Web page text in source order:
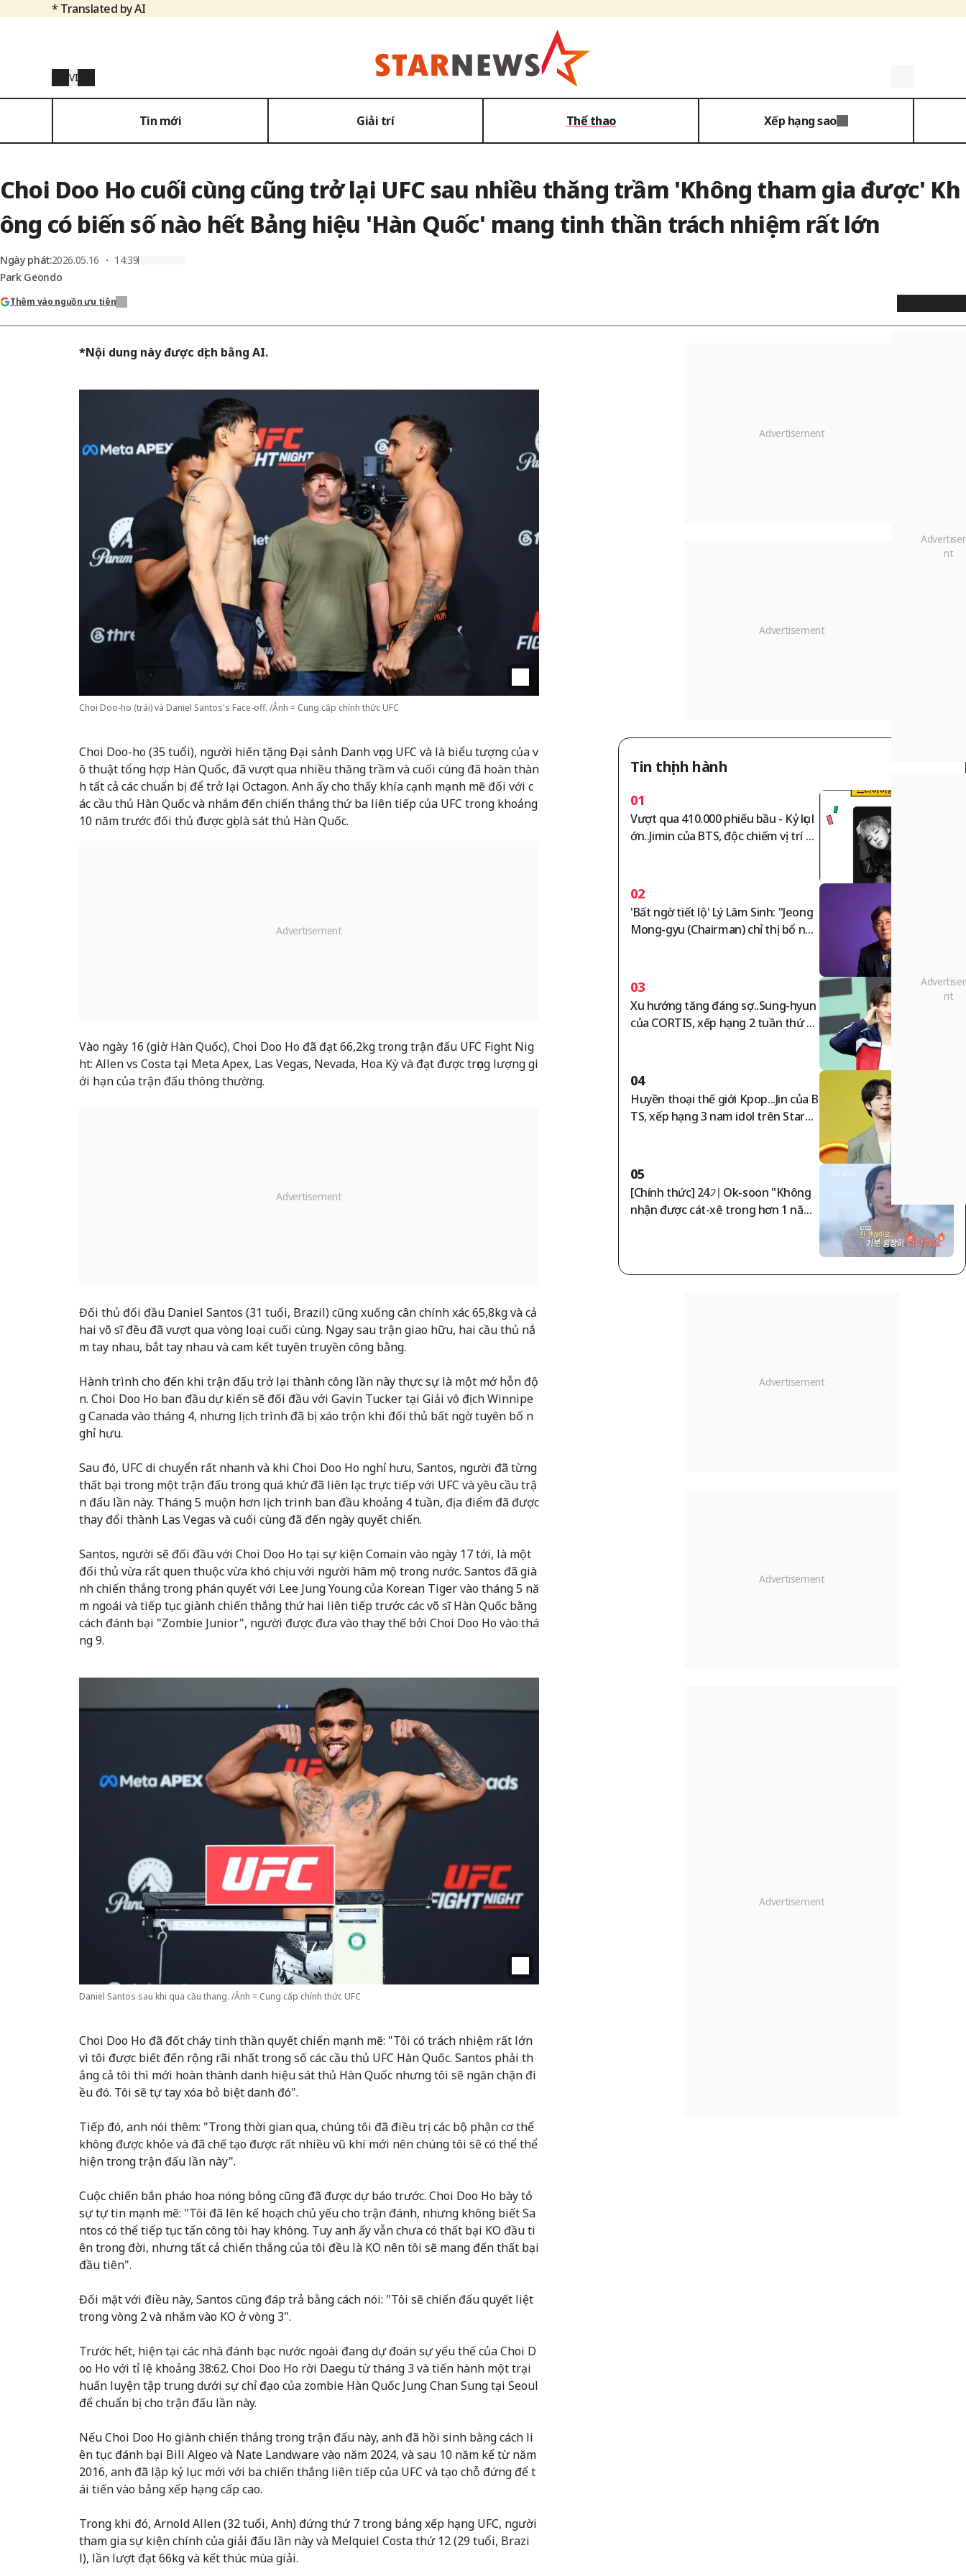
* Translated by AI
VI
Tin mới Giải trí Thể thao Xếp hạng sao
Choi Doo Ho cuối cùng cũng trở lại UFC sau nhiều thăng trầm 'Không tham gia được' Kh
ông có biến số nào hết Bảng hiệu 'Hàn Quốc' mang tinh thần trách nhiệm rất lớn
Ngày phát:2026.05.16 ・ 14:39
Park Geondo
Thêm vào nguồn ưu tiên
*Nội dung này được dịch bằng AI.
Choi Doo-ho (trái) và Daniel Santos's Face-off. /Ảnh = Cung cấp chính thức UFC
Choi Doo-ho (35 tuổi), người hiến tặng Đại sảnh Danh vọng UFC và là biểu tượng của v
õ thuật tổng hợp Hàn Quốc, đã vượt qua nhiều thăng trầm và cuối cùng đã hoàn thàn
h tất cả các chuẩn bị để trở lại Octagon. Anh ấy cho thấy khía cạnh mạnh mẽ đối với c
ác cầu thủ Hàn Quốc và nhắm đến chiến thắng thứ ba liên tiếp của UFC trong khoảng
10 năm trước đối thủ được gọi là sát thủ Hàn Quốc.
Vào ngày 16 (giờ Hàn Quốc), Choi Doo Ho đã đạt 66,2kg trong trận đấu UFC Fight Nig
ht: Allen vs Costa tại Meta Apex, Las Vegas, Nevada, Hoa Kỳ và đạt được trọng lượng gi
ới hạn của trận đấu thông thường.
Đối thủ đối đầu Daniel Santos (31 tuổi, Brazil) cũng xuống cân chính xác 65,8kg và cả
hai võ sĩ đều đã vượt qua vòng loại cuối cùng. Ngay sau trận giao hữu, hai cầu thủ nắ
m tay nhau, bắt tay nhau và cam kết tuyên truyền công bằng.
Hành trình cho đến khi trận đấu trở lại thành công lần này thực sự là một mớ hỗn độ
n. Choi Doo Ho ban đầu dự kiến sẽ đối đầu với Gavin Tucker tại Giải vô địch Winnipe
g Canada vào tháng 4, nhưng lịch trình đã bị xáo trộn khi đối thủ bất ngờ tuyên bố n
ghỉ hưu.
Sau đó, UFC di chuyển rất nhanh và khi Choi Doo Ho nghỉ hưu, Santos, người đã từng
thất bại trong một trận đấu trong quá khứ đã liên lạc trực tiếp với UFC và yêu cầu trậ
n đấu lần này. Tháng 5 muộn hơn lịch trình ban đầu khoảng 4 tuần, địa điểm đã được
thay đổi thành Las Vegas và cuối cùng đã đến ngày quyết chiến.
Santos, người sẽ đối đầu với Choi Doo Ho tại sự kiện Comain vào ngày 17 tới, là một
đối thủ vừa rất quen thuộc vừa khó chịu với người hâm mộ trong nước. Santos đã già
nh chiến thắng trong phán quyết với Lee Jung Young của Korean Tiger vào tháng 5 nă
m ngoái và tiếp tục giành chiến thắng thứ hai liên tiếp trước các võ sĩ Hàn Quốc bằng
cách đánh bại "Zombie Junior", người được đưa vào thay thế bởi Choi Doo Ho vào thá
ng 9.
Daniel Santos sau khi qua cầu thang. /Ảnh = Cung cấp chính thức UFC
Choi Doo Ho đã đốt cháy tinh thần quyết chiến mạnh mẽ: "Tôi có trách nhiệm rất lớn
vì tôi được biết đến rộng rãi nhất trong số các cầu thủ UFC Hàn Quốc. Santos phải th
ắng cả tôi thì mới hoàn thành danh hiệu sát thủ Hàn Quốc nhưng tôi sẽ ngăn chặn đi
ều đó. Tôi sẽ tự tay xóa bỏ biệt danh đó".
Tiếp đó, anh nói thêm: "Trong thời gian qua, chúng tôi đã điều trị các bộ phận cơ thể
không được khỏe và đã chế tạo được rất nhiều vũ khí mới nên chúng tôi sẽ có thể thể
hiện trong trận đấu lần này".
Cuộc chiến bắn pháo hoa nóng bỏng cũng đã được dự báo trước. Choi Doo Ho bày tỏ
sự tự tin mạnh mẽ: "Tôi đã lên kế hoạch chủ yếu cho trận đánh, nhưng không biết Sa
ntos có thể tiếp tục tấn công tôi hay không. Tuy anh ấy vẫn chưa có thất bại KO đầu ti
ên trong đời, nhưng tất cả chiến thắng của tôi đều là KO nên tôi sẽ mang đến thất bại
đầu tiên".
Đối mặt với điều này, Santos cũng đáp trả bằng cách nói: "Tôi sẽ chiến đấu quyết liệt
trong vòng 2 và nhắm vào KO ở vòng 3".
Trước hết, hiện tại các nhà đánh bạc nước ngoài đang dự đoán sự yếu thế của Choi D
oo Ho với tỉ lệ khoảng 38:62. Choi Doo Ho rời Daegu từ tháng 3 và tiến hành một trại
huấn luyện tập trung dưới sự chỉ đạo của zombie Hàn Quốc Jung Chan Sung tại Seoul
để chuẩn bị cho trận đấu lần này.
Nếu Choi Doo Ho giành chiến thắng trong trận đấu này, anh đã hồi sinh bằng cách li
ên tục đánh bại Bill Algeo và Nate Landware vào năm 2024, và sau 10 năm kể từ năm
2016, anh đã lập kỷ lục mới với ba chiến thắng liên tiếp của UFC và tạo chỗ đứng để t
ái tiến vào bảng xếp hạng cấp cao.
Trong khi đó, Arnold Allen (32 tuổi, Anh) đứng thứ 7 trong bảng xếp hạng UFC, người
tham gia sự kiện chính của giải đấu lần này và Melquiel Costa thứ 12 (29 tuổi, Brazi
l), lần lượt đạt 66kg và kết thúc mùa giải.
Tin thịnh hành
01
Vượt qua 410.000 phiếu bầu - Kỷ lục l
ớn..Jimin của BTS, độc chiếm vị trí số
02
'Bất ngờ tiết lộ' Lý Lâm Sinh: "Jeong
Mong-gyu (Chairman) chỉ thị bổ nhi
03
Xu hướng tăng đáng sợ..Sung-hyun
của CORTIS, xếp hạng 2 tuần thứ 2
04
Huyền thoại thế giới Kpop...Jin của B
TS, xếp hạng 3 nam idol trên StarRa
05
[Chính thức] 24기 Ok-soon "Không
nhận được cát-xê trong hơn 1 năm"